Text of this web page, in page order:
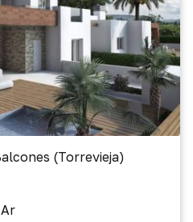
(Torrevieja)
Ar